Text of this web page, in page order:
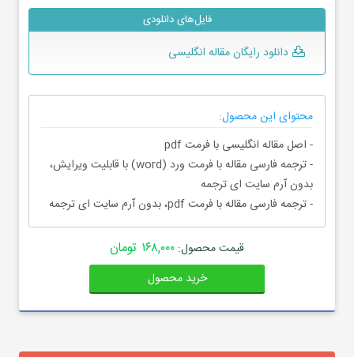
فایل‌های دانلودی
دانلود رایگان مقاله انگلیسی
محتوای این محصول:
- اصل مقاله انگلیسی با فرمت pdf
- ترجمه فارسی مقاله با فرمت ورد (word) با قابلیت ویرایش،
بدون آرم سایت ای ترجمه
- ترجمه فارسی مقاله با فرمت pdf، بدون آرم سایت ای ترجمه
قیمت محصول: ۱۶۸,۰۰۰ تومان
خرید محصول